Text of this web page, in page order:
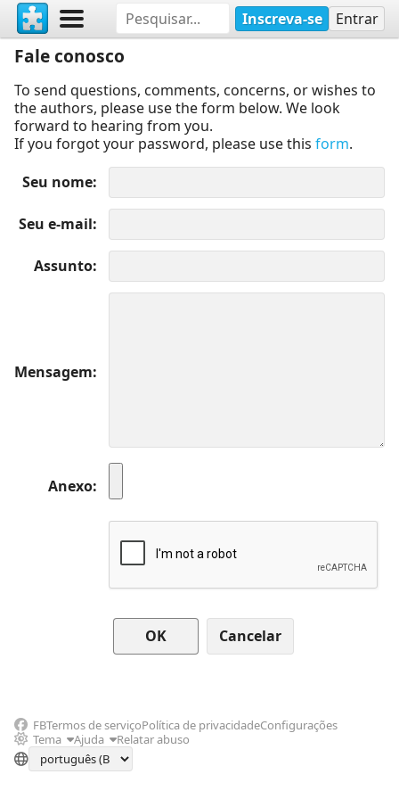
Inscreva-se Entrar
Fale conosco
To send questions, comments, concerns, or wishes to
the authors, please use the form below. We look
forward to hearing from you.
If you forgot your password, please use this form.
Seu nome
Seu e-mail
Assunto
Mensagem
Anexo
Cancelar
FBTermos de serviçoPolítica de privacidadeConfigurações
Tema
Ajuda Relatar abuso